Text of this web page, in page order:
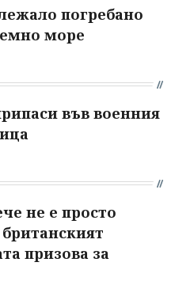
погребано
море
във военния
не е просто
призова за